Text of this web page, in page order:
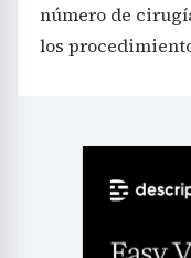
número de
los